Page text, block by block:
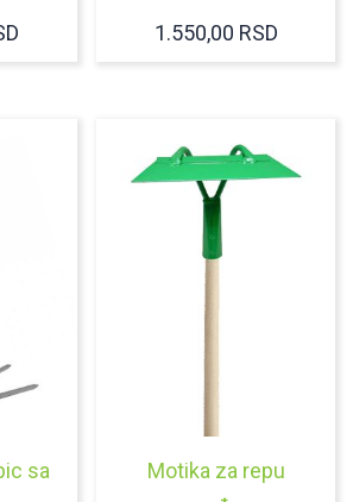
1.550,00 RSD
sa
Motika za repu